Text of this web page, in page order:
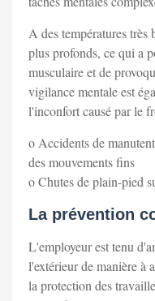
A des températures très
plus profonds, ce qui a
musculaire et de
vigilance mentale est
l'inconfort causé par le
o Accidents de
des mouvements fins
o Chutes de plain-pied
La prévention
L'employeur est tenu
l'extérieur de manière à
la protection des